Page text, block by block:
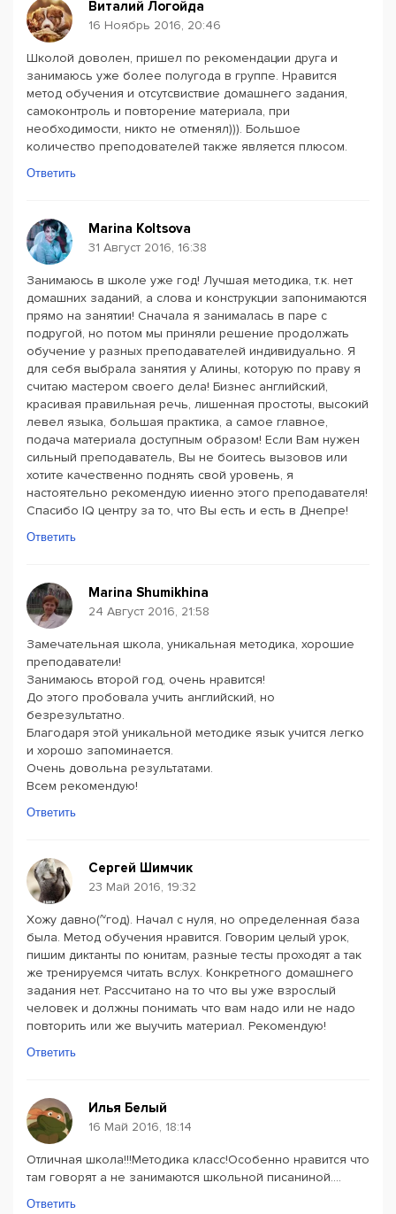
Виталий Логойда
16 Ноябрь 2016, 20:46
Школой доволен, пришел по рекомендации друга и
занимаюсь уже более полугода в группе. Нравится
метод обучения и отсутсвиствие домашнего задания,
самоконтроль и повторение материала, при
необходимости, никто не отменял))). Большое
количество преподователей также является плюсом.
Ответить
Marina Koltsova
31 Август 2016, 16:38
Занимаюсь в школе уже год! Лучшая методика, т.к. нет
домашних заданий, а слова и конструкции запонимаются
прямо на занятии! Сначала я занималась в паре с
подругой, но потом мы приняли решение продолжать
обучение у разных преподавателей индивидуально. Я
для себя выбрала занятия у Алины, которую по праву я
считаю мастером своего дела! Бизнес английский,
красивая правильная речь, лишенная простоты, высокий
левел языка, большая практика, а самое главное,
подача материала доступным образом! Если Вам нужен
сильный преподаватель, Вы не боитесь вызовов или
хотите качественно поднять свой уровень, я
настоятельно рекомендую ииенно этого преподавателя!
Спасибо IQ центру за то, что Вы есть и есть в Днепре!
Ответить
Marina Shumikhina
24 Август 2016, 21:58
Замечательная школа, уникальная методика, хорошие
преподаватели!
Занимаюсь второй год, очень нравится!
До этого пробовала учить английский, но
безрезультатно.
Благодаря этой уникальной методике язык учится легко
и хорошо запоминается.
Очень довольна результатами.
Всем рекомендую!
Ответить
Сергей Шимчик
23 Май 2016, 19:32
Хожу давно(~год). Начал с нуля, но определенная база
была. Метод обучения нравится. Говорим целый урок,
пишим диктанты по юнитам, разные тесты проходят а так
же тренируемся читать вслух. Конкретного домашнего
задания нет. Рассчитано на то что вы уже взрослый
человек и должны понимать что вам надо или не надо
повторить или же выучить материал. Рекомендую!
Ответить
Илья Белый
16 Май 2016, 18:14
Отличная школа!!!Методика класс!Особенно нравится что
там говорят а не занимаются школьной писаниной....
Ответить